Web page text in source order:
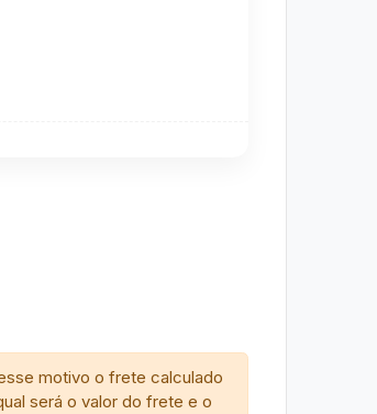
motivo o frete calculado
será o valor do frete e o